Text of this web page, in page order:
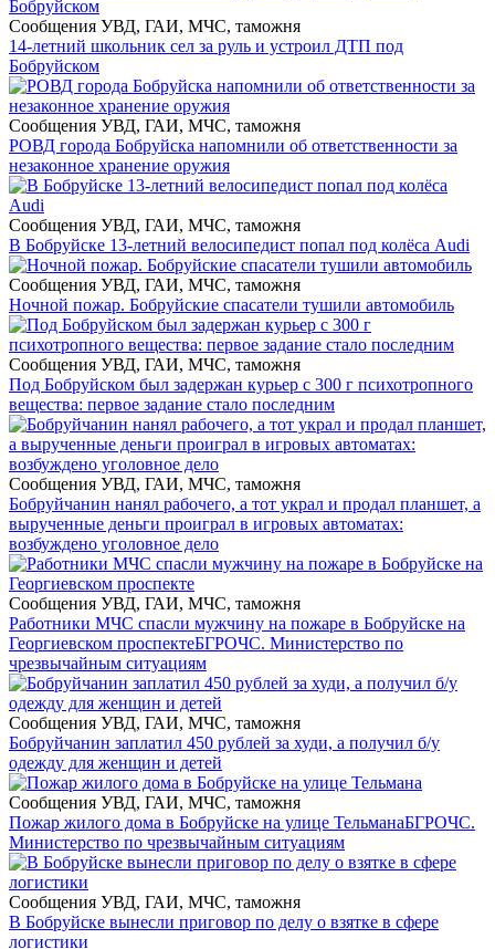
Сообщения УВД, ГАИ, МЧС, таможня
14-летний школьник сел за руль и устроил ДТП под
Бобруйском
Сообщения УВД, ГАИ, МЧС, таможня
РОВД города Бобруйска напомнили об ответственности за
незаконное хранение оружия
Сообщения УВД, ГАИ, МЧС, таможня
В Бобруйске 13-летний велосипедист попал под колёса Audi
Сообщения УВД, ГАИ, МЧС, таможня
Ночной пожар. Бобруйские спасатели тушили автомобиль
Сообщения УВД, ГАИ, МЧС, таможня
Под Бобруйском был задержан курьер с 300 г психотропного
вещества: первое задание стало последним
Сообщения УВД, ГАИ, МЧС, таможня
Бобруйчанин нанял рабочего, а тот украл и продал планшет, а
вырученные деньги проиграл в игровых автоматах:
возбуждено уголовное дело
Сообщения УВД, ГАИ, МЧС, таможня
Работники МЧС спасли мужчину на пожаре в Бобруйске на
Георгиевском проспектеБГРОЧС. Министерство по
чрезвычайным ситуациям
Сообщения УВД, ГАИ, МЧС, таможня
Бобруйчанин заплатил 450 рублей за худи, а получил б/у
одежду для женщин и детей
Сообщения УВД, ГАИ, МЧС, таможня
Пожар жилого дома в Бобруйске на улице ТельманаБГРОЧС.
Министерство по чрезвычайным ситуациям
Сообщения УВД, ГАИ, МЧС, таможня
В Бобруйске вынесли приговор по делу о взятке в сфере
логистики